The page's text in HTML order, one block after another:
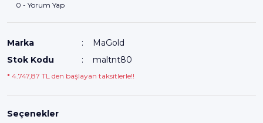
0 - Yorum Yap
Marka
MaGold
Stok Kodu
maltnt80
* 4.747,87 TL den başlayan taksitlerle!!
Seçenekler